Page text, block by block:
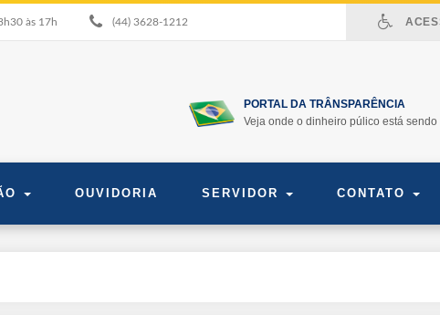
às 17h (44) 3628-1212
PORTAL DA TRÂNSPARÊNCIA
Veja onde o dinheiro púlico está
OUVIDORIA SERVIDOR CONTATO